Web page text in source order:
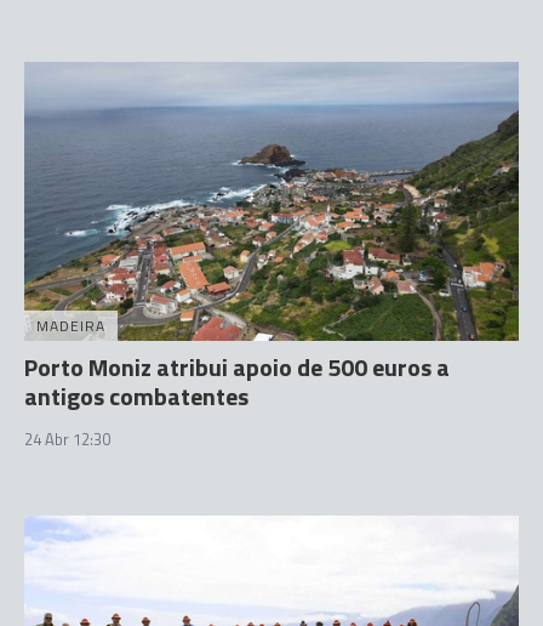
MADEIRA
Porto Moniz atribui apoio de 500 euros a
antigos combatentes
24 Abr 12:30